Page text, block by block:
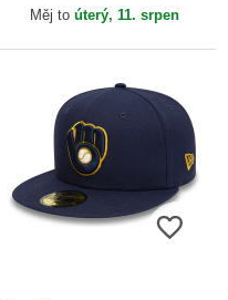
MLB New Era
Měj to úterý, 11. srpen